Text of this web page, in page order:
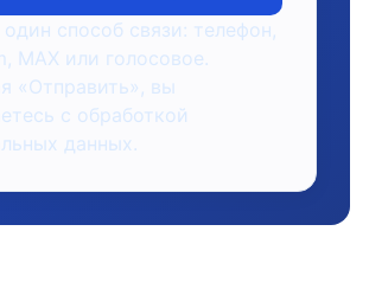
способ связи: телефон,
MAX или голосовое.
«Отправить», вы
с обработкой
данных.